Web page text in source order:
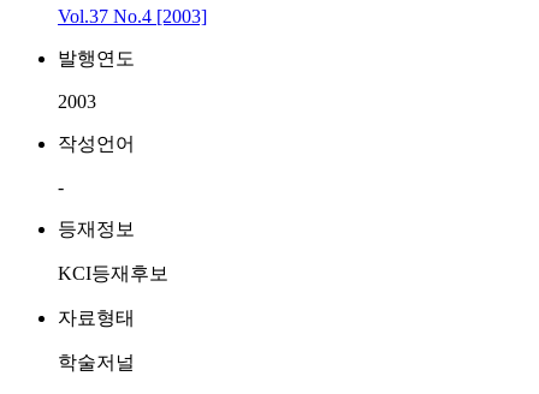
Vol.37 No.4 [2003]
발행연도
2003
작성언어
-
등재정보
KCI등재후보
자료형태
학술저널